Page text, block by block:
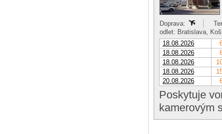
Doprava:
odlet: Bratislava,
18.08.2026
18.08.2026
18.08.2026
18.08.2026
20.08.2026
Poskytuje
kamerovým